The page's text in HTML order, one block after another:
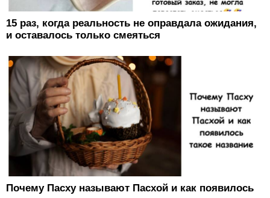
15 раз, когда реальность не оправдала ожидания,
и оставалось только смеяться
Почему Пасху называют Пасхой и как появилось